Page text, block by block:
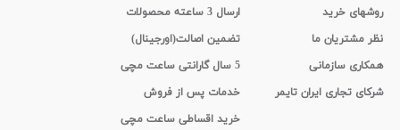
روشهای خرید
نظر مشتریان ما
همکاری سازمانی
شرکای تجاری ایران تایمر
ارسال 3 ساعته محصولات
تضمین اصالت(اورجینال)
5 سال گارانتی ساعت مچی
خدمات پس از فروش
خرید اقساطی ساعت مچی